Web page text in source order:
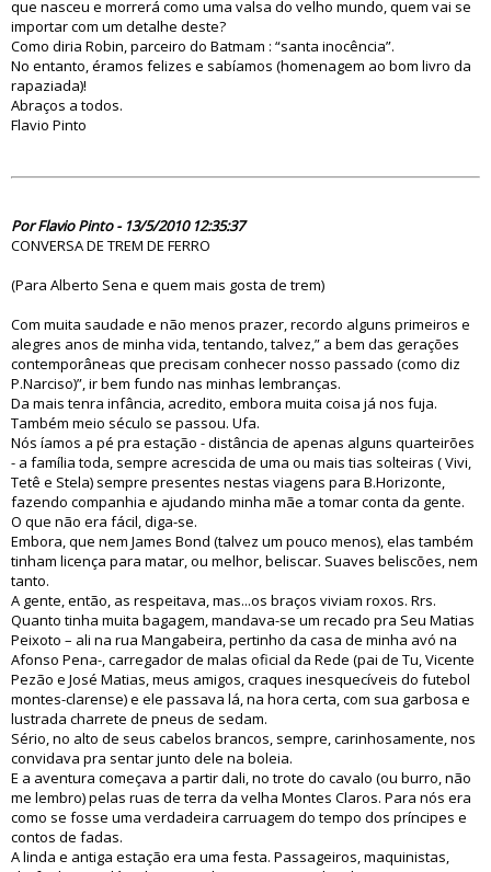
que nasceu e morrerá como uma valsa do velho mundo, quem vai se
importar com um detalhe deste?
Como diria Robin, parceiro do Batmam : “santa inocência”.
No entanto, éramos felizes e sabíamos (homenagem ao bom livro da
rapaziada)!
Abraços a todos.
Flavio Pinto
Por Flavio Pinto - 13/5/2010 12:35:37
CONVERSA DE TREM DE FERRO
(Para Alberto Sena e quem mais gosta de trem)
Com muita saudade e não menos prazer, recordo alguns primeiros e
alegres anos de minha vida, tentando, talvez,” a bem das gerações
contemporâneas que precisam conhecer nosso passado (como diz
P.Narciso)”, ir bem fundo nas minhas lembranças.
Da mais tenra infância, acredito, embora muita coisa já nos fuja.
Também meio século se passou. Ufa.
Nós íamos a pé pra estação - distância de apenas alguns quarteirões
- a família toda, sempre acrescida de uma ou mais tias solteiras ( Vivi,
Tetê e Stela) sempre presentes nestas viagens para B.Horizonte,
fazendo companhia e ajudando minha mãe a tomar conta da gente.
O que não era fácil, diga-se.
Embora, que nem James Bond (talvez um pouco menos), elas também
tinham licença para matar, ou melhor, beliscar. Suaves beliscões, nem
tanto.
A gente, então, as respeitava, mas...os braços viviam roxos. Rrs.
Quanto tinha muita bagagem, mandava-se um recado pra Seu Matias
Peixoto – ali na rua Mangabeira, pertinho da casa de minha avó na
Afonso Pena-, carregador de malas oficial da Rede (pai de Tu, Vicente
Pezão e José Matias, meus amigos, craques inesquecíveis do futebol
montes-clarense) e ele passava lá, na hora certa, com sua garbosa e
lustrada charrete de pneus de sedam.
Sério, no alto de seus cabelos brancos, sempre, carinhosamente, nos
convidava pra sentar junto dele na boleia.
E a aventura começava a partir dali, no trote do cavalo (ou burro, não
me lembro) pelas ruas de terra da velha Montes Claros. Para nós era
como se fosse uma verdadeira carruagem do tempo dos príncipes e
contos de fadas.
A linda e antiga estação era uma festa. Passageiros, maquinistas,